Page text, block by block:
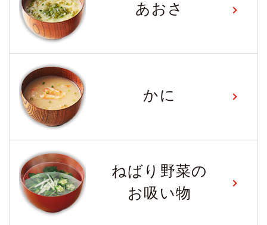
あおさ
かに
ねばり野菜の
お吸い物